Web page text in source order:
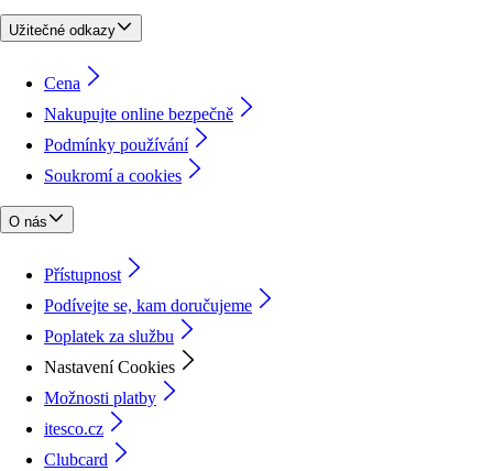
Užitečné odkazy
Cena
Nakupujte online bezpečně
Podmínky používání
Soukromí a cookies
O nás
Přístupnost
Podívejte se, kam doručujeme
Poplatek za službu
Nastavení Cookies
Možnosti platby
itesco.cz
Clubcard